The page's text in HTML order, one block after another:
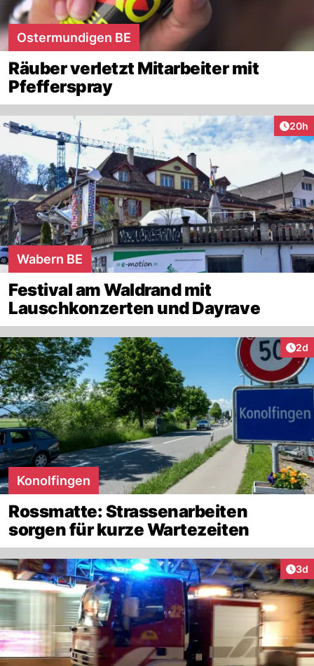
Ostermundigen BE
Räuber verletzt Mitarbeiter mit
Pfefferspray
20h
Wabern BE
Festival am Waldrand mit
Lauschkonzerten und Dayrave
2d
Konolfingen
Rossmatte: Strassenarbeiten
sorgen für kurze Wartezeiten
3d